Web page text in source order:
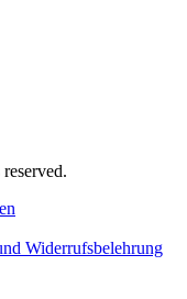
Widerrufsbelehrung